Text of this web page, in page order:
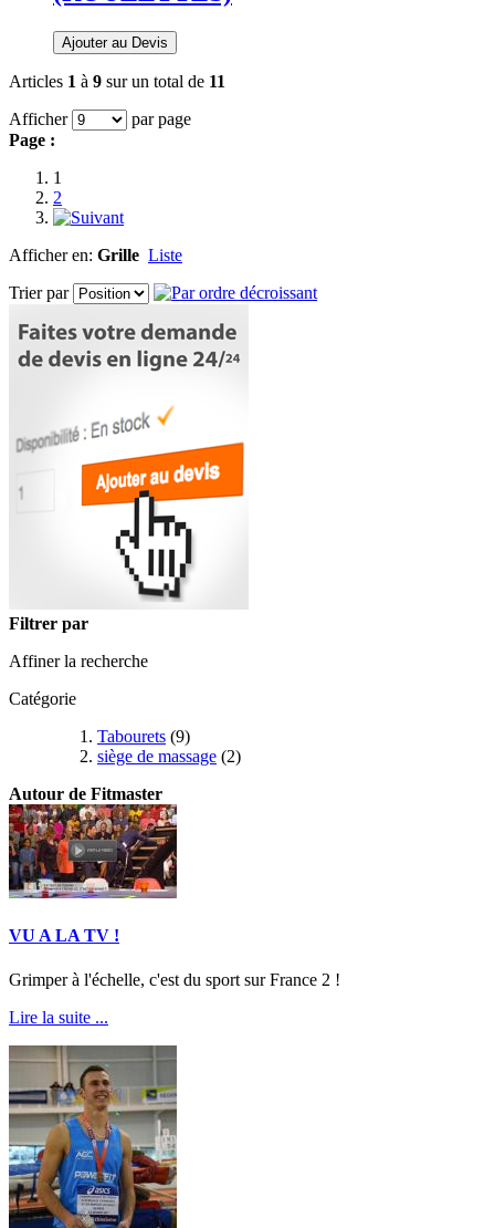
Ajouter au Devis
Articles 1 à 9 sur un total de 11
Afficher
par page
Page :
1
2
Afficher en: Grille Liste
Trier par
Filtrer par
Affiner la recherche
Catégorie
Tabourets (9)
siège de massage (2)
Autour de Fitmaster
VU A LA TV !
Grimper à l'échelle, c'est du sport sur France 2 !
Lire la suite ...